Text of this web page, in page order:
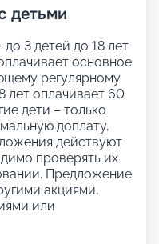
детьми
до 3 детей до 18 лет
основное
регулярному
лет оплачивает 60
дети – только
доплату,
действуют
проверять их
Предложение
акциями,
или